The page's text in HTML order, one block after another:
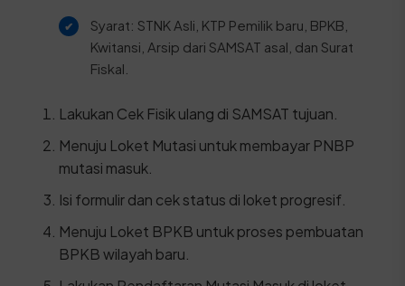
Syarat: STNK Asli, KTP Pemilik baru, BPKB,
Kwitansi, Arsip dari SAMSAT asal, dan Surat
Fiskal.
Lakukan Cek Fisik ulang di SAMSAT tujuan.
Menuju Loket Mutasi untuk membayar PNBP
mutasi masuk.
Isi formulir dan cek status di loket progresif.
Menuju Loket BPKB untuk proses pembuatan
BPKB wilayah baru.